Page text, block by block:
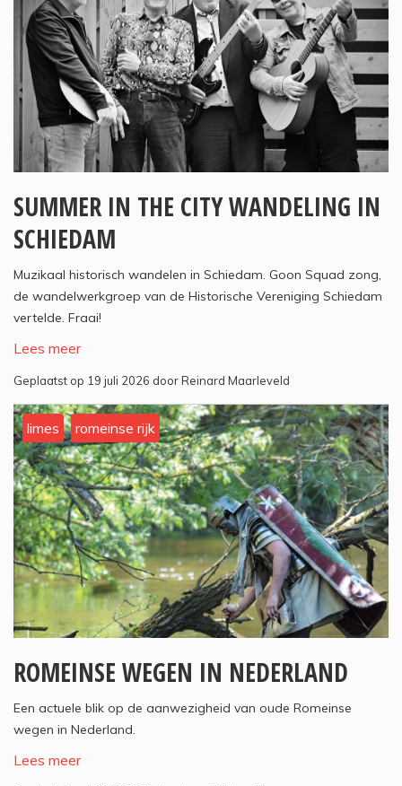
SUMMER IN THE CITY WANDELING IN
SCHIEDAM
Muzikaal historisch wandelen in Schiedam. Goon Squad zong,
de wandelwerkgroep van de Historische Vereniging Schiedam
vertelde. Fraai!
Lees meer
Geplaatst op 19 juli 2026 door Reinard Maarleveld
limes romeinse rijk
ROMEINSE WEGEN IN NEDERLAND
Een actuele blik op de aanwezigheid van oude Romeinse
wegen in Nederland.
Lees meer